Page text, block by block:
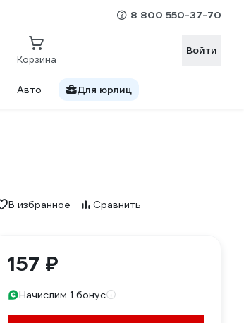
8 800 550-37-70
Корзина
Войти
Авто Для юрлиц
В избранное Сравнить
157 ₽
Начислим 1 бонус